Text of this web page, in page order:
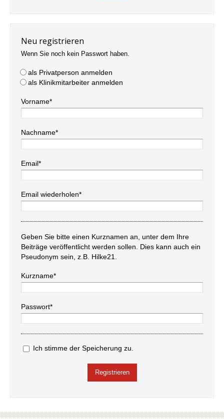
Neu registrieren
Wenn Sie noch kein Passwort haben.
als Privatperson anmelden
als Klinikmitarbeiter anmelden
Vorname*
Nachname*
Email*
Email wiederholen*
Geben Sie bitte einen Kurznamen an, unter dem Ihre
Beiträge veröffentlicht werden sollen. Dies kann auch ein
Pseudonym sein, z.B. Hilke21.
Kurzname*
Passwort*
Ich stimme der Speicherung zu.